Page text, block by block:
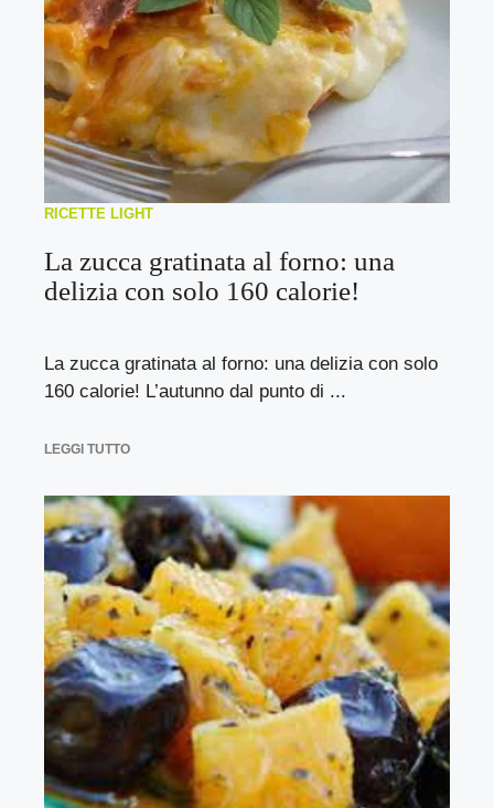
RICETTE LIGHT
La zucca gratinata al forno: una
delizia con solo 160 calorie!
La zucca gratinata al forno: una delizia con solo
160 calorie! L’autunno dal punto di ...
LEGGI TUTTO